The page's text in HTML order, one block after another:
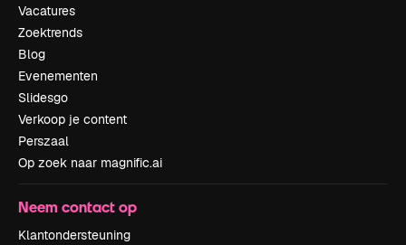
Vacatures
Zoektrends
Blog
Evenementen
Slidesgo
Verkoop je content
Perszaal
Op zoek naar magnific.ai
Neem contact op
Klantondersteuning